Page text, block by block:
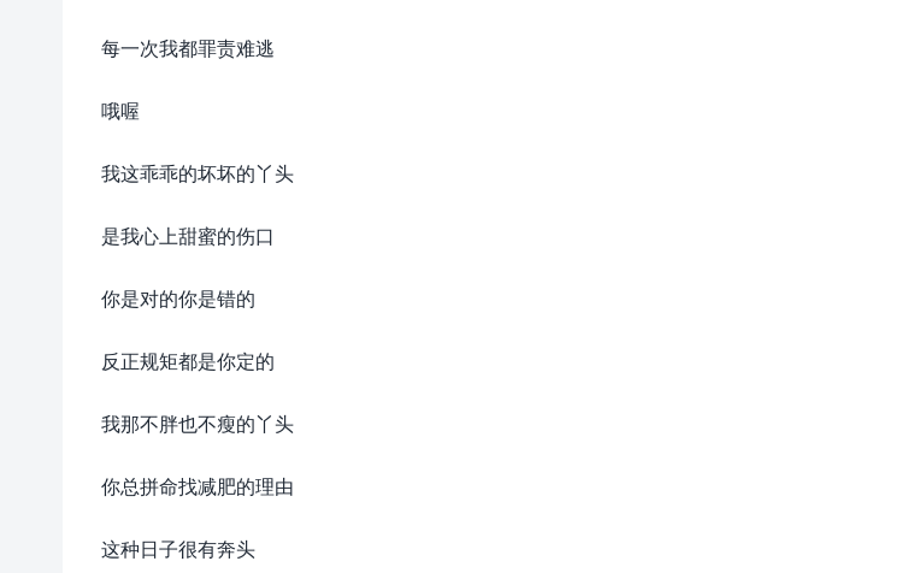
每一次我都罪责难逃
哦喔
我这乖乖的坏坏的丫头
是我心上甜蜜的伤口
你是对的你是错的
反正规矩都是你定的
我那不胖也不瘦的丫头
你总拼命找减肥的理由
这种日子很有奔头